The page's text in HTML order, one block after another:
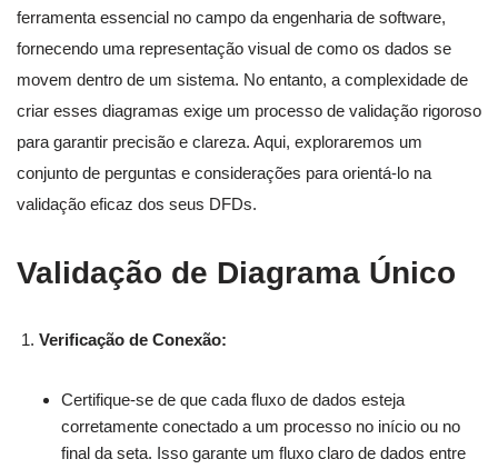
ferramenta essencial no campo da engenharia de software,
fornecendo uma representação visual de como os dados se
movem dentro de um sistema. No entanto, a complexidade de
criar esses diagramas exige um processo de validação rigoroso
para garantir precisão e clareza. Aqui, exploraremos um
conjunto de perguntas e considerações para orientá-lo na
validação eficaz dos seus DFDs.
Validação de Diagrama Único
Verificação de Conexão:
Certifique-se de que cada fluxo de dados esteja
corretamente conectado a um processo no início ou no
final da seta. Isso garante um fluxo claro de dados entre